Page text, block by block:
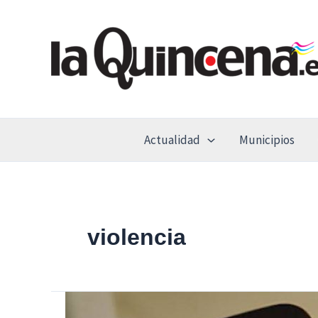
Actualidad Municipios
violencia